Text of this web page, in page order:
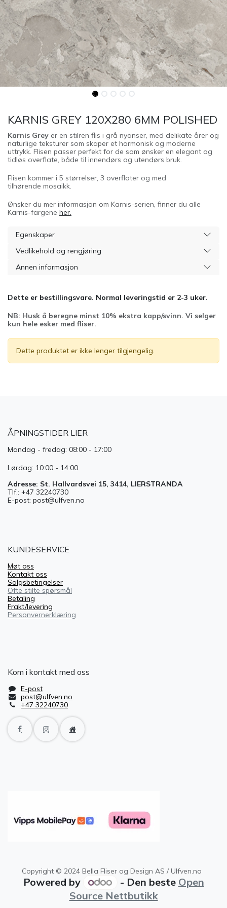
KARNIS GREY 120X280 6MM POLISHED
Karnis Grey er en stilren flis i grå nyanser, med delikate årer og
naturlige teksturer som skaper et harmonisk og moderne
uttrykk. Flisen passer perfekt for de som ønsker en elegant og
tidløs overflate, både til innendørs og utendørs bruk.
Flisen kommer i 5 størrelser, 3 overflater og med
tilhørende mosaikk.
Ønsker du mer informasjon om Karnis-serien, finner du alle
Karnis-fargene her.
Egenskaper
Vedlikehold og rengjøring
Annen informasjon
Dette er bestillingsvare. Normal leveringstid er 2-3 uker.
NB: Husk å beregne minst 10% ekstra kapp/svinn. Vi selger
kun hele esker med fliser.
Dette produktet er ikke lenger tilgjengelig.
ÅPNINGSTIDER LIER
Mandag - fredag: 08:00 - 17:00
Lørdag: 10:00 - 14:00
Adresse: St. Hallvardsvei 15, 3414, LIERSTRANDA
Tlf.: +47 32240730
E-post: post@ulfven.no
KUNDESERVICE
Møt oss
Kontakt oss
Salgsbetingelser
Ofte stilte spørsmål
Betaling
Frakt/levering
Personvernerklæring
Kom i kontakt med oss
E-post
post@ulfven.no
+47 32240730
Copyright © 2024 Bella Fliser og Design AS / Ulfven.no
Powered by - Den beste Open
Source Nettbutikk